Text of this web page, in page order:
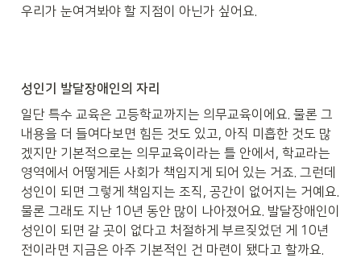
우리가 눈여겨봐야 할 지점이 아닌가 싶어요.
성인기 발달장애인의 자리
일단 특수 교육은 고등학교까지는 의무교육이에요. 물론 그
내용을 더 들여다보면 힘든 것도 있고, 아직 미흡한 것도 많
겠지만 기본적으로는 의무교육이라는 틀 안에서, 학교라는
영역에서 어떻게든 사회가 책임지게 되어 있는 거죠. 그런데
성인이 되면 그렇게 책임지는 조직, 공간이 없어지는 거예요.
물론 그래도 지난 10년 동안 많이 나아졌어요. 발달장애인이
성인이 되면 갈 곳이 없다고 처절하게 부르짖었던 게 10년
전이라면 지금은 아주 기본적인 건 마련이 됐다고 할까요.